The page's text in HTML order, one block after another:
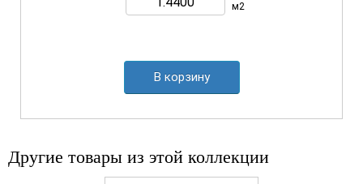
м2
В корзину
Другие товары из этой коллекции